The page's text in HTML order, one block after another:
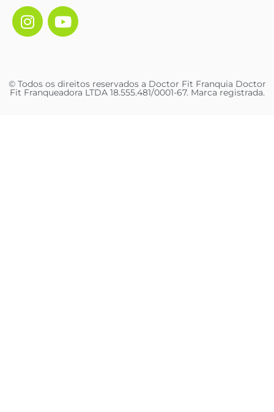
© Todos os direitos reservados a Doctor Fit Franquia Doctor
Fit Franqueadora LTDA 18.555.481/0001-67. Marca registrada.